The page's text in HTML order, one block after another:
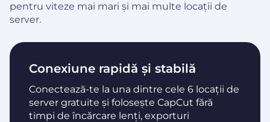
pentru viteze mai mari și mai multe locații de
server.
Conexiune rapidă și stabilă
Conectează-te la una dintre cele 6 locații de
server gratuite și folosește CapCut fără
timpi de încărcare lenți, exporturi